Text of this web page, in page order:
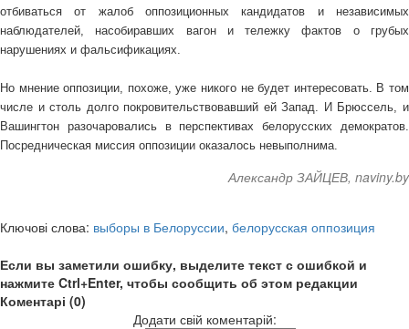
отбиваться от жалоб оппозиционных кандидатов и независимых
наблюдателей, насобиравших вагон и тележку фактов о грубых
нарушениях и фальсификациях.
Но мнение оппозиции, похоже, уже никого не будет интересовать. В том
числе и столь долго покровительствовавший ей Запад. И Брюссель, и
Вашингтон разочаровались в перспективах белорусских демократов.
Посредническая миссия оппозиции оказалось невыполнима.
Александр ЗАЙЦЕВ, naviny.by
Ключові слова: выборы в Белоруссии, белорусская оппозиция
Если вы заметили ошибку, выделите текст с ошибкой и
нажмите Ctrl+Enter, чтобы сообщить об этом редакции
Коментарі (0)
Додати свій коментарій: